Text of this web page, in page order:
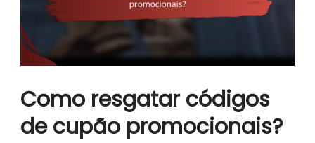
Como resgatar códigos
de cupão promocionais?